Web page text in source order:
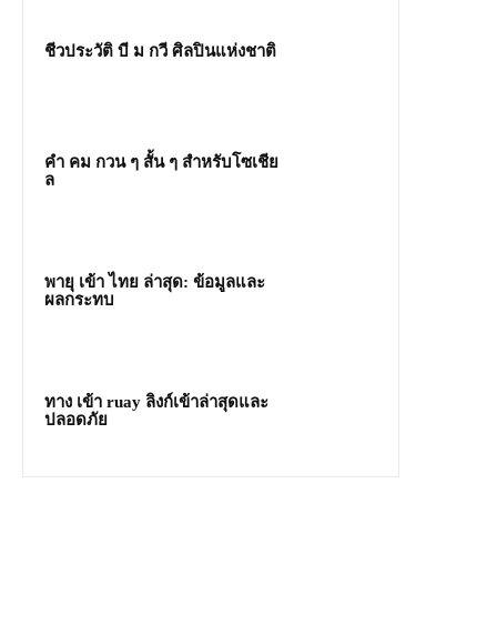
ชีวประวัติ บี ม กวี ศิลปินแห่งชาติ
คํา คม กวน ๆ สั้น ๆ สำหรับโซเชีย
ล
พายุ เข้า ไทย ล่าสุด: ข้อมูลและ
ผลกระทบ
ทาง เข้า ruay ลิงก์เข้าล่าสุดและ
ปลอดภัย